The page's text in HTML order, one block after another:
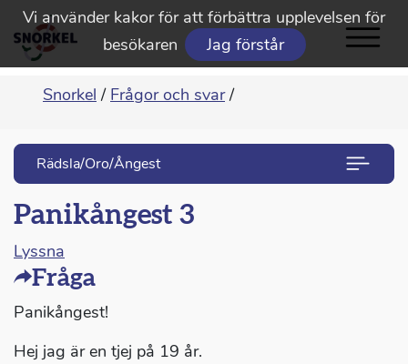
Vi använder kakor för att förbättra upplevelsen för
besökaren
Jag förstår
Snorkel / Frågor och svar /
Rädsla/Oro/Ångest
Panikångest 3
Lyssna
Fråga
Panikångest!
Hej jag är en tjej på 19 år.